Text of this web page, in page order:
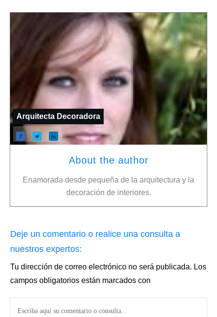
Arquitecta Decoradora
About the author
Enamorada desde pequeña de la arquitectura y la
decoración de interiores.
Deje un comentario o realice una consulta a
nuestros expertos:
Tu dirección de correo electrónico no será publicada. Los
campos obligatorios están marcados con